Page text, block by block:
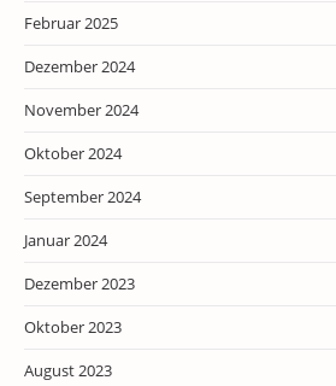
Februar 2025
Dezember 2024
November 2024
Oktober 2024
September 2024
Januar 2024
Dezember 2023
Oktober 2023
August 2023